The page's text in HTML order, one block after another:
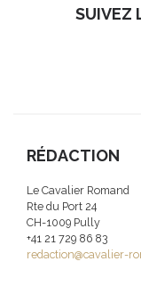
SUIVEZ
RÉDACTION
Le Cavalier Romand
Rte du Port 24
CH-1009 Pully
+41 21 729 86 83
redaction@cavalier-